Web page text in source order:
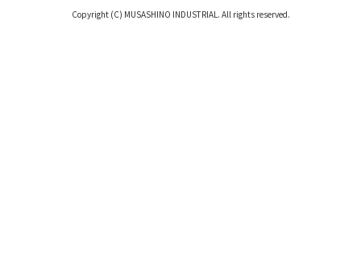
Copyright (C) MUSASHINO INDUSTRIAL. All rights reserved.